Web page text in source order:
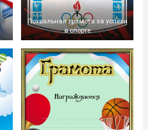
Похвальная грамота за успехи
в спорте